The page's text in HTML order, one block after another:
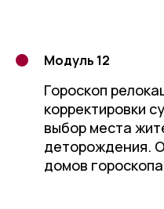
Модуль 12
Гороскоп
корректировки
выбор места
деторождения.
домов